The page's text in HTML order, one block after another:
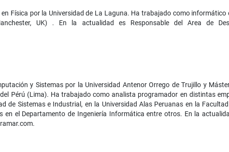
Física por la Universidad de La Laguna. Ha trabajado como informático
UK) . En la actualidad es Responsable del Area de
y Sistemas por la Universidad Antenor Orrego de Trujillo y
Pérú (Lima). Ha trabajado como analista programador en distintas
de Sistemas e Industrial, en la Universidad Alas Peruanas en la
en el Departamento de Ingeniería Informática entre otros. En la